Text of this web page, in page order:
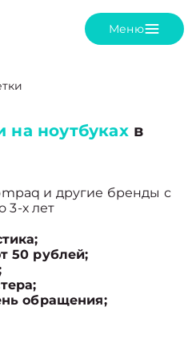
Меню
на ноутбукахв
и другие бренды с
3-х лет
50 рублей;
обращения;